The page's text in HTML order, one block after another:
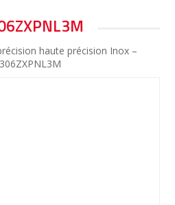
haute précision Inox –